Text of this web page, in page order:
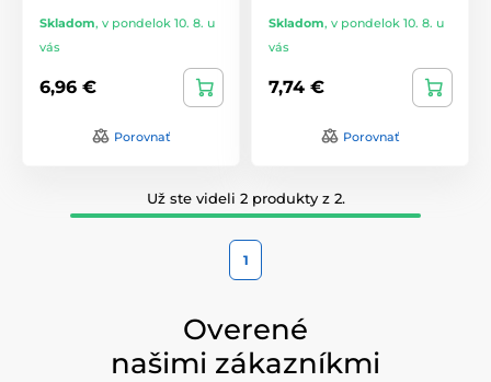
Skladom, v pondelok 10. 8. u
vás
6,96 €
Porovnať
Skladom, v pondelok 10. 8. u
vás
7,74 €
Porovnať
Už ste videli 2 produkty z 2.
1
Overené
našimi zákazníkmi